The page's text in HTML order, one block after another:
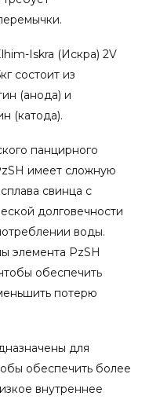
Iskra (Искра) 2V
состоит из
(анода) и
(катода).
панцирного
имеет сложную
свинца с
долговечности
воды.
элемента PzSH
обеспечить
потерю
для
обеспечить более
внутреннее